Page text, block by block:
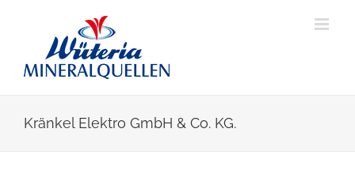
Kränkel Elektro GmbH & Co. KG.